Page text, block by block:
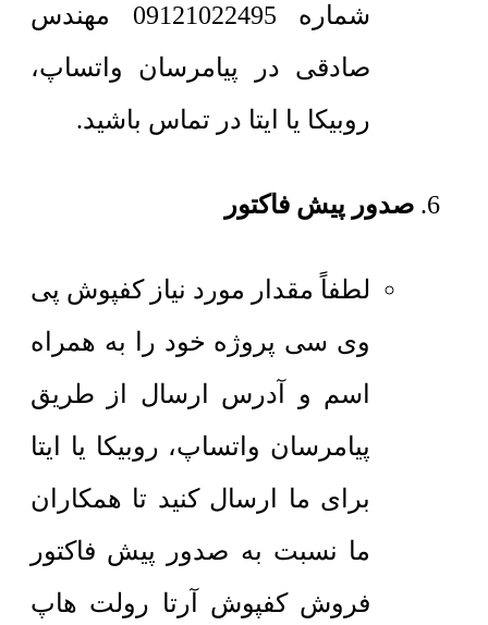
شماره 09121022495 مهندس
صادقی در پیامرسان واتساپ،
روبیکا یا ایتا در تماس باشید.
صدور پیش فاکتور
لطفاً مقدار مورد نیاز کفپوش پی
وی سی پروژه خود را به همراه
اسم و آدرس ارسال از طریق
پیامرسان واتساپ، روبیکا یا ایتا
برای ما ارسال کنید تا همکاران
ما نسبت به صدور پیش فاکتور
فروش کفپوش آرتا رولت هاپ